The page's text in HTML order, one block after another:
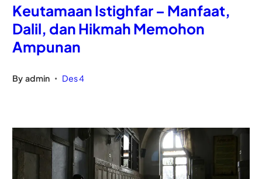
Keutamaan Istighfar – Manfaat,
Dalil, dan Hikmah Memohon
Ampunan
By admin • Des 4